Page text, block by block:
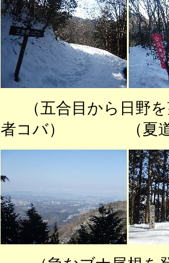
（五合目から日
者コバ） （夏道を